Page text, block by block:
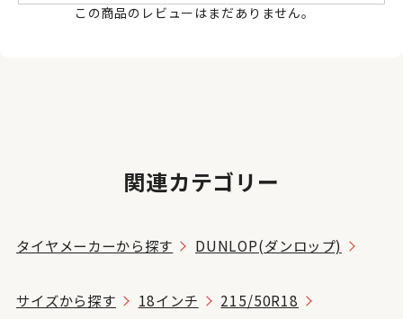
この商品のレビューはまだありません。
関連カテゴリー
タイヤメーカーから探す DUNLOP(ダンロップ)
サイズから探す 18インチ 215/50R18